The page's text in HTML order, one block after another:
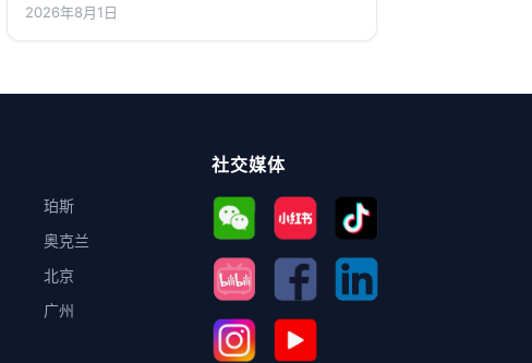
读
2026年8月1日
珀斯
奥克兰
北京
广州
社交媒体